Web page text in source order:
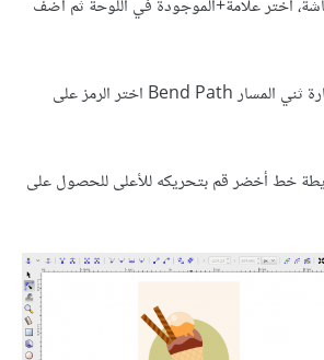
اختر علامة+الموجودة في اللوحة ثم أضف
في نفس اللوحة عند عبارة ثني المسار Bend Path اختر الرمز على
خط أخضر قم بتحريكه للأعلى للحصول على